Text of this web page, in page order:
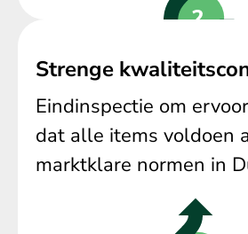
Strenge
Eindinspectie om
dat alle items voldoen
marktklare normen in